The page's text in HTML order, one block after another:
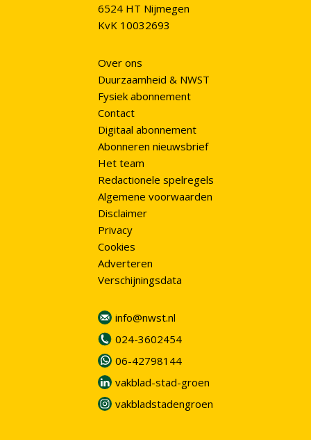
6524 HT Nijmegen
KvK 10032693
Over ons
Duurzaamheid & NWST
Fysiek abonnement
Contact
Digitaal abonnement
Abonneren nieuwsbrief
Het team
Redactionele spelregels
Algemene voorwaarden
Disclaimer
Privacy
Cookies
Adverteren
Verschijningsdata
info@nwst.nl
024-3602454
06-42798144
vakblad-stad-groen
vakbladstadengroen